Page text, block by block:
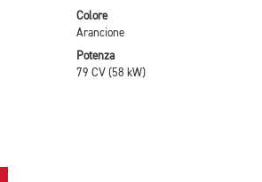
Colore
Arancione
Potenza
79 CV (58 kW)